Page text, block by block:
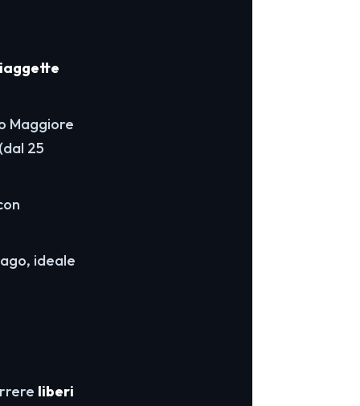
Maggiore
25
ideale
liberi